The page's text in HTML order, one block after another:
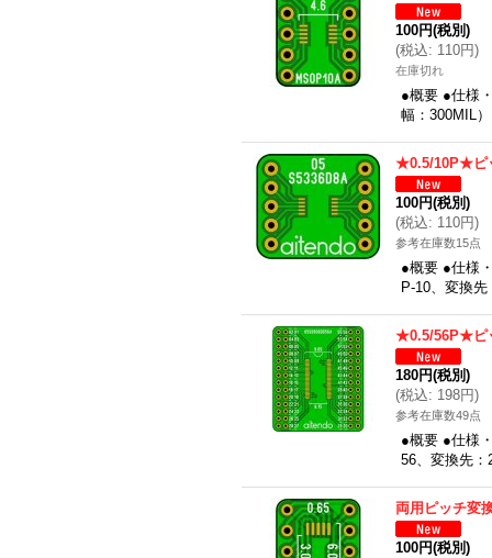
100円(税別)
(税込: 110円)
在庫切れ
●概要 ●仕様
幅：300MIL
★0.5/10P★ピ
100円(税別)
(税込: 110円)
参考在庫数15点
●概要 ●仕様
P-10、変換
★0.5/56P★ピ
180円(税別)
(税込: 198円)
参考在庫数49点
●概要 ●仕様
56、変換先
両用ピッチ変
100円(税別)